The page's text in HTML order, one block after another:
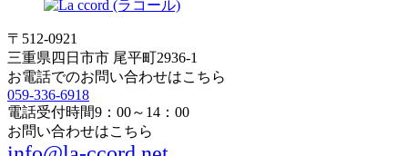
〒512-0921
三重県四日市市 尾平町2936-1
お電話でのお問い合わせはこちら
059-336-6918
電話受付時間9：00～14：00
お問い合わせはこちら